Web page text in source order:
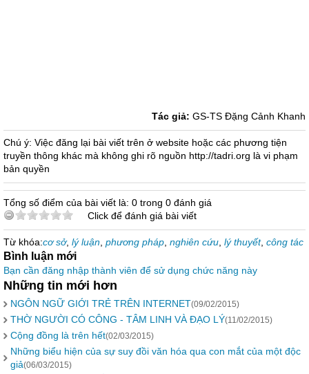
Tác giả: GS-TS Đặng Cảnh Khanh
Chú ý: Việc đăng lại bài viết trên ở website hoặc các phương tiện
truyền thông khác mà không ghi rõ nguồn http://tadri.org là vi phạm
bản quyền
Tổng số điểm của bài viết là: 0 trong 0 đánh giá
Click để đánh giá bài viết
Từ khóa:cơ sở, lý luận phương pháp nghiên cứu lý thuyết, công tác
Bình luận mới
Bạn cần đăng nhập thành viên để sử dụng chức năng này
Những tin mới hơn
NGÔN NGỮ GIỚI TRẺ TRÊN INTERNET(09/02/2015)
THỜ NGƯỜI CÓ CÔNG - TÂM LINH VÀ ĐẠO LÝ(11/02/2015)
Cộng đồng là trên hết(02/03/2015)
Những biểu hiện của sự suy đồi văn hóa qua con mắt của một độc
giả(06/03/2015)